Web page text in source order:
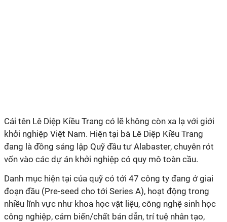
Cái tên Lê Diệp Kiều Trang có lẽ không còn xa lạ với giới
khởi nghiệp Việt Nam. Hiện tại bà Lê Diệp Kiều Trang
đang là đồng sáng lập Quỹ đầu tư Alabaster, chuyên rót
vốn vào các dự án khởi nghiệp có quy mô toàn cầu.
Danh mục hiện tại của quỹ có tới 47 công ty đang ở giai
đoạn đầu (Pre-seed cho tới Series A), hoạt động trong
nhiều lĩnh vực như khoa học vật liệu, công nghệ sinh học
công nghiệp, cảm biến/chất bán dẫn, trí tuệ nhân tạo,